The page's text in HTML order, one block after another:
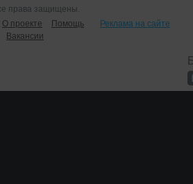
права защищены.
О проекте Помощь
Реклама на сайте
Вакансии